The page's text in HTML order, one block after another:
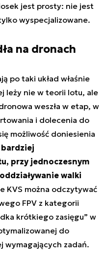
jest prosty: nie jest
wyspecjalizowane.
na dronach
po taki układ właśnie
leży nie w teorii lotu, ale
weszła w etap, w
i dolecenia do
możliwość doniesienia
przy jednoczesnym
walki
KVS można odczytywać
FPV z kategorii
krótkiego zasięgu” w
do
wymagających zadań.